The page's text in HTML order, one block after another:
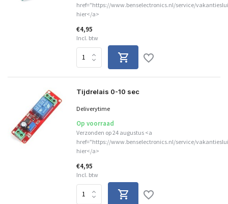
href="https://www.benselectronics.nl/service/
hier</a>
€4,95
Incl. btw
Tijdrelais 0-10 sec
Deliverytime
Op voorraad
Verzonden op 24 augustus <a
href="https://www.benselectronics.nl/service/
hier</a>
€4,95
Incl. btw